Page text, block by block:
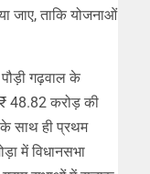
जाए, ताकि योजनाओं
गढ़वाल के
₹ 48.82 करोड़ की
के साथ ही प्रथम
में विधानसभा